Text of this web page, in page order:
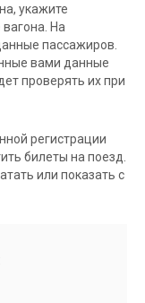
укажите
На
пассажиров.
вами данные
проверять их при
регистрации
билеты на поезд.
или показать с